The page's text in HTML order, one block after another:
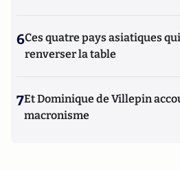
6Ces quatre pays asiatiques
renverser la table
7Et Dominique de Villepin
macronisme